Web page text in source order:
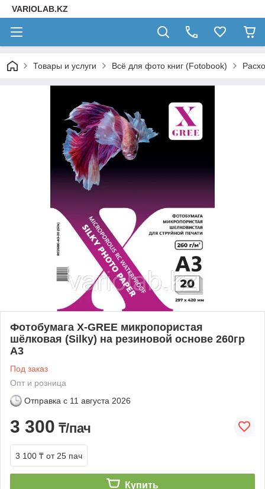
VARIOLAB.KZ
Товары и услуги Всё для фото книг (Fotobook)
Фотобумага X-GREE микропористая
шёлковая (Silky) на резиновой основе 260гр
А3
Под заказ
Опт и розница
Отправка с 11 августа 2026
3 300 ₸/пач
3 100 ₸ от 25 пач
Купить